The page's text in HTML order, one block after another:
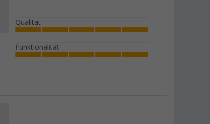
mit Anti-Slip-Boden 16-tlg. für 4
Personen
Qualität
Funktionalität